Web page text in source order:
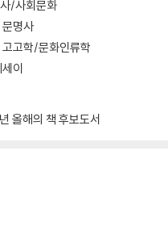
올해의 책 후보도서
/사회문화
문명사
고고학/문화인류학
이